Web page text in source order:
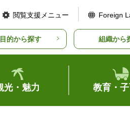
閲覧支援メニュー Foreign
目的から探す 組織から
光・魅力 教育・